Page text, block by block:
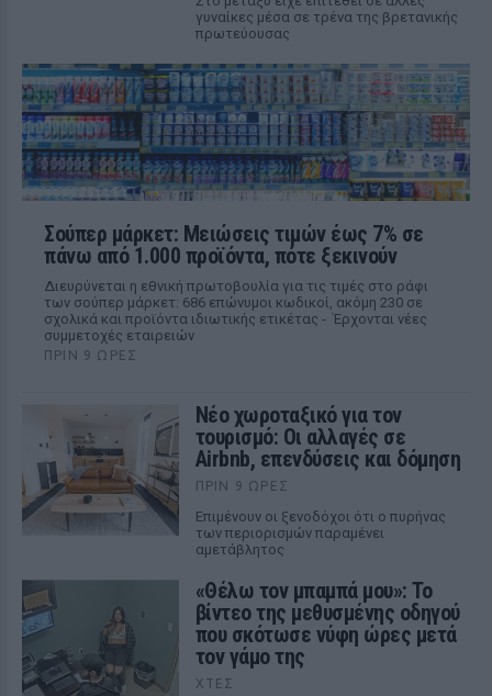
γυναίκες μέσα σε τρένα της βρετανικής
πρωτεύουσας
Σούπερ μάρκετ: Μειώσεις τιμών έως 7% σε
πάνω από 1.000 προϊόντα, πότε ξεκινούν
Διευρύνεται η εθνική πρωτοβουλία για τις τιμές στο ράφι
των σούπερ μάρκετ: 686 επώνυμοι κωδικοί, ακόμη 230 σε
σχολικά και προϊόντα ιδιωτικής ετικέτας - Έρχονται νέες
συμμετοχές εταιρειών
ΠΡΙΝ 9 ΏΡΕΣ
Νέο χωροταξικό για τον
τουρισμό: Οι αλλαγές σε
Airbnb, επενδύσεις και δόμηση
ΠΡΙΝ 9 ΏΡΕΣ
Επιμένουν οι ξενοδόχοι ότι ο πυρήνας
των περιορισμών παραμένει
αμετάβλητος
«Θέλω τον μπαμπά μου»: Το
βίντεο της μεθυσμένης οδηγού
που σκότωσε νύφη ώρες μετά
τον γάμο της
ΧΤΕΣ